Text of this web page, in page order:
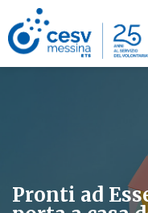
Pronti ad